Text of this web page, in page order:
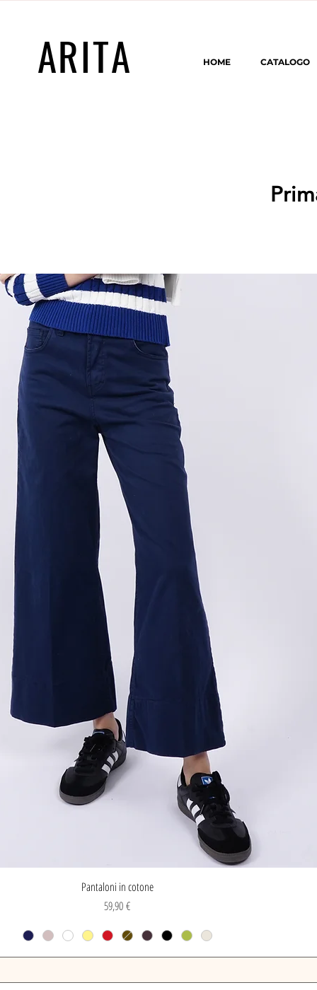
ARITA HOME CATALOGO
Vista rapida
Pantaloni in cotone
Prezzo
59,90 €